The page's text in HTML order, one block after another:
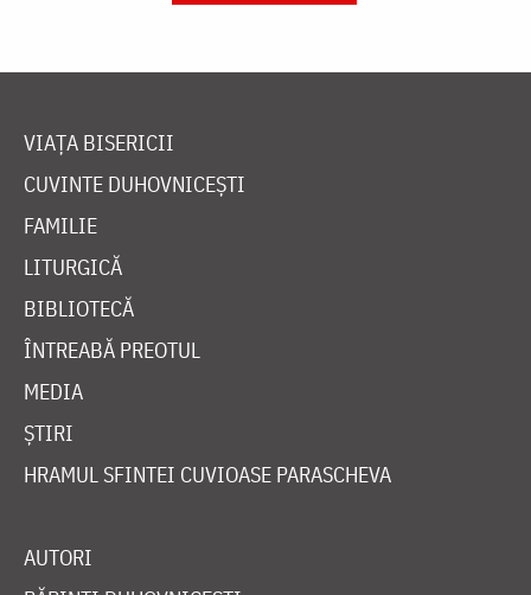
VIAȚA BISERICII
CUVINTE DUHOVNICEȘTI
FAMILIE
LITURGICĂ
BIBLIOTECĂ
ÎNTREABĂ PREOTUL
MEDIA
ȘTIRI
HRAMUL SFINTEI CUVIOASE PARASCHEVA
AUTORI